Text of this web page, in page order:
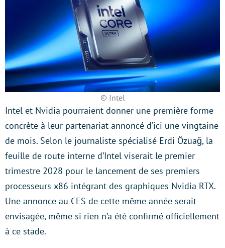
© Intel
Intel et Nvidia pourraient donner une première forme
concrète à leur partenariat annoncé d’ici une vingtaine
de mois. Selon le journaliste spécialisé Erdi Özüağ, la
feuille de route interne d’Intel viserait le premier
trimestre 2028 pour le lancement de ses premiers
processeurs x86 intégrant des graphiques Nvidia RTX.
Une annonce au CES de cette même année serait
envisagée, même si rien n’a été confirmé officiellement
à ce stade.